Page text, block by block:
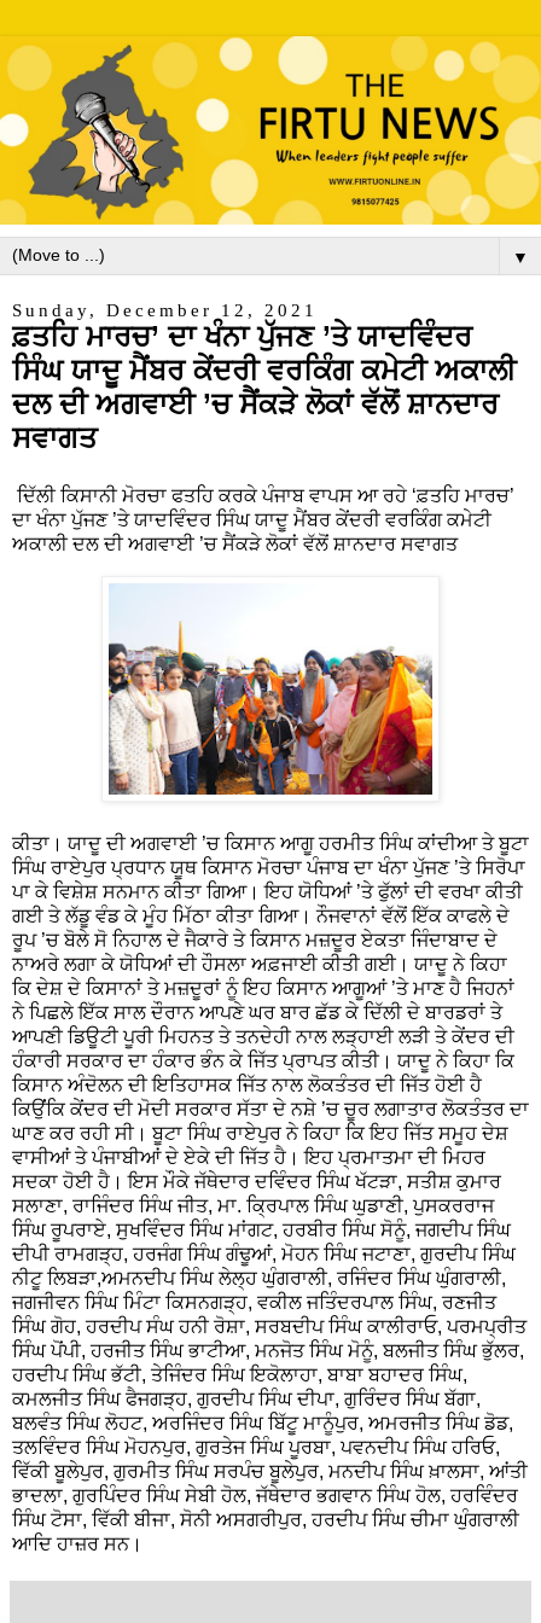
▼
Sunday, December 12, 2021
ਫ਼ਤਹਿ ਮਾਰਚ’ ਦਾ ਖੰਨਾ ਪੁੱਜਣ ’ਤੇ ਯਾਦਵਿੰਦਰ
ਸਿੰਘ ਯਾਦੂ ਮੈਂਬਰ ਕੇਂਦਰੀ ਵਰਕਿੰਗ ਕਮੇਟੀ ਅਕਾਲੀ
ਦਲ ਦੀ ਅਗਵਾਈ ’ਚ ਸੈਂਕੜੇ ਲੋਕਾਂ ਵੱਲੋਂ ਸ਼ਾਨਦਾਰ
ਸਵਾਗਤ
ਦਿੱਲੀ ਕਿਸਾਨੀ ਮੋਰਚਾ ਫਤਹਿ ਕਰਕੇ ਪੰਜਾਬ ਵਾਪਸ ਆ ਰਹੇ ‘ਫ਼ਤਹਿ ਮਾਰਚ’
ਦਾ ਖੰਨਾ ਪੁੱਜਣ ’ਤੇ ਯਾਦਵਿੰਦਰ ਸਿੰਘ ਯਾਦੂ ਮੈਂਬਰ ਕੇਂਦਰੀ ਵਰਕਿੰਗ ਕਮੇਟੀ
ਅਕਾਲੀ ਦਲ ਦੀ ਅਗਵਾਈ ’ਚ ਸੈਂਕੜੇ ਲੋਕਾਂ ਵੱਲੋਂ ਸ਼ਾਨਦਾਰ ਸਵਾਗਤ
ਕੀਤਾ। ਯਾਦੂ ਦੀ ਅਗਵਾਈ ’ਚ ਕਿਸਾਨ ਆਗੂ ਹਰਮੀਤ ਸਿੰਘ ਕਾਂਦੀਆ ਤੇ ਬੂਟਾ
ਸਿੰਘ ਰਾਏਪੁਰ ਪ੍ਰਧਾਨ ਯੂਥ ਕਿਸਾਨ ਮੋਰਚਾ ਪੰਜਾਬ ਦਾ ਖੰਨਾ ਪੁੱਜਣ ’ਤੇ ਸਿਰੋਪਾ
ਪਾ ਕੇ ਵਿਸ਼ੇਸ਼ ਸਨਮਾਨ ਕੀਤਾ ਗਿਆ। ਇਹ ਯੋਧਿਆਂ ’ਤੇ ਫੁੱਲਾਂ ਦੀ ਵਰਖਾ ਕੀਤੀ
ਗਈ ਤੇ ਲੱਡੂ ਵੰਡ ਕੇ ਮੂੰਹ ਮਿੱਠਾ ਕੀਤਾ ਗਿਆ। ਨੌਜਵਾਨਾਂ ਵੱਲੋਂ ਇੱਕ ਕਾਫਲੇ ਦੇ
ਰੂਪ ’ਚ ਬੋਲੇ ਸੋ ਨਿਹਾਲ ਦੇ ਜੈਕਾਰੇ ਤੇ ਕਿਸਾਨ ਮਜ਼ਦੂਰ ਏਕਤਾ ਜਿੰਦਾਬਾਦ ਦੇ
ਨਾਅਰੇ ਲਗਾ ਕੇ ਯੋਧਿਆਂ ਦੀ ਹੌਸਲਾ ਅਫ਼ਜਾਈ ਕੀਤੀ ਗਈ। ਯਾਦੂ ਨੇ ਕਿਹਾ
ਕਿ ਦੇਸ਼ ਦੇ ਕਿਸਾਨਾਂ ਤੇ ਮਜ਼ਦੂਰਾਂ ਨੂੰ ਇਹ ਕਿਸਾਨ ਆਗੂਆਂ ’ਤੇ ਮਾਣ ਹੈ ਜਿਹਨਾਂ
ਨੇ ਪਿਛਲੇ ਇੱਕ ਸਾਲ ਦੌਰਾਨ ਆਪਣੇ ਘਰ ਬਾਰ ਛੱਡ ਕੇ ਦਿੱਲੀ ਦੇ ਬਾਰਡਰਾਂ ਤੇ
ਆਪਣੀ ਡਿਊਟੀ ਪੂਰੀ ਮਿਹਨਤ ਤੇ ਤਨਦੇਹੀ ਨਾਲ ਲੜ੍ਹਾਈ ਲੜੀ ਤੇ ਕੇਂਦਰ ਦੀ
ਹੰਕਾਰੀ ਸਰਕਾਰ ਦਾ ਹੰਕਾਰ ਭੰਨ ਕੇ ਜਿੱਤ ਪ੍ਰਾਪਤ ਕੀਤੀ। ਯਾਦੂ ਨੇ ਕਿਹਾ ਕਿ
ਕਿਸਾਨ ਅੰਦੋਲਨ ਦੀ ਇਤਿਹਾਸਕ ਜਿੱਤ ਨਾਲ ਲੋਕਤੰਤਰ ਦੀ ਜਿੱਤ ਹੋਈ ਹੈ
ਕਿਉਂਂਕਿ ਕੇਂਦਰ ਦੀ ਮੋਦੀ ਸਰਕਾਰ ਸੱਤਾ ਦੇ ਨਸ਼ੇ ’ਚ ਚੂਰ ਲਗਾਤਾਰ ਲੋਕਤੰਤਰ ਦਾ
ਘਾਣ ਕਰ ਰਹੀ ਸੀ। ਬੂਟਾ ਸਿੰਘ ਰਾਏਪੁਰ ਨੇ ਕਿਹਾ ਕਿ ਇਹ ਜਿੱਤ ਸਮੂਹ ਦੇਸ਼
ਵਾਸੀਆਂ ਤੇ ਪੰਜਾਬੀਆਂ ਦੇ ਏਕੇ ਦੀ ਜਿੱਤ ਹੈ। ਇਹ ਪ੍ਰਮਾਤਮਾ ਦੀ ਮਿਹਰ
ਸਦਕਾ ਹੋਈ ਹੈ। ਇਸ ਮੌਕੇ ਜੱਥੇਦਾਰ ਦਵਿੰਦਰ ਸਿੰਘ ਖੱਟੜਾ, ਸਤੀਸ਼ ਕੁਮਾਰ
ਸਲਾਣਾ, ਰਾਜਿੰਦਰ ਸਿੰਘ ਜੀਤ, ਮਾ. ਕ੍ਰਿਪਾਲ ਸਿੰਘ ਘੁਡਾਣੀ, ਪੁਸਕਰਰਾਜ
ਸਿੰਘ ਰੂਪਰਾਏ, ਸੁਖਵਿੰਦਰ ਸਿੰਘ ਮਾਂਗਟ, ਹਰਬੀਰ ਸਿੰਘ ਸੋਨੂੰ, ਜਗਦੀਪ ਸਿੰਘ
ਦੀਪੀ ਰਾਮਗੜ੍ਹ, ਹਰਜੰਗ ਸਿੰਘ ਗੰਢੂਆਂ, ਮੋਹਨ ਸਿੰਘ ਜਟਾਣਾ, ਗੁਰਦੀਪ ਸਿੰਘ
ਨੀਟੂ ਲਿਬੜਾ,ਅਮਨਦੀਪ ਸਿੰਘ ਲੇਲ੍ਹ ਘੁੰਗਰਾਲੀ, ਰਜਿੰਦਰ ਸਿੰਘ ਘੁੰਗਰਾਲੀ,
ਜਗਜੀਵਨ ਸਿੰਘ ਮਿੰਟਾ ਕਿਸਨਗੜ੍ਹ, ਵਕੀਲ ਜਤਿੰਦਰਪਾਲ ਸਿੰਘ, ਰਣਜੀਤ
ਸਿੰਘ ਗੋਹ, ਹਰਦੀਪ ਸੰਘ ਹਨੀ ਰੋਸ਼ਾ, ਸਰਬਦੀਪ ਸਿੰਘ ਕਾਲੀਰਾਓ, ਪਰਮਪ੍ਰੀਤ
ਸਿੰਘ ਪੋਂਪੀ, ਹਰਜੀਤ ਸਿੰਘ ਭਾਟੀਆ, ਮਨਜੋਤ ਸਿੰਘ ਮੋਨੂੰ, ਬਲਜੀਤ ਸਿੰਘ ਭੁੱਲਰ,
ਹਰਦੀਪ ਸਿੰਘ ਭੱਟੀ, ਤੇਜਿੰਦਰ ਸਿੰਘ ਇਕੋਲਾਹਾ, ਬਾਬਾ ਬਹਾਦਰ ਸਿੰਘ,
ਕਮਲਜੀਤ ਸਿੰਘ ਫੈਜਗੜ੍ਹ, ਗੁਰਦੀਪ ਸਿੰਘ ਦੀਪਾ, ਗੁਰਿੰਦਰ ਸਿੰਘ ਬੱਗਾ,
ਬਲਵੰਤ ਸਿੰਘ ਲੋਹਟ, ਅਰਜਿੰਦਰ ਸਿੰਘ ਬਿੱਟੂ ਮਾਨੂੰਪੁਰ, ਅਮਰਜੀਤ ਸਿੰਘ ਡੋਡ,
ਤਲਵਿੰਦਰ ਸਿੰਘ ਮੋਹਨਪੁਰ, ਗੁਰਤੇਜ ਸਿੰਘ ਪੂਰਬਾ, ਪਵਨਦੀਪ ਸਿੰਘ ਹਰਿਓ,
ਵਿੱਕੀ ਬੂਲੇਪੁਰ, ਗੁਰਮੀਤ ਸਿੰਘ ਸਰਪੰਚ ਬੂਲੇਪੁਰ, ਮਨਦੀਪ ਸਿੰਘ ਖ਼ਾਲਸਾ, ਆਂਤੀ
ਭਾਦਲਾ, ਗੁਰਪਿੰਦਰ ਸਿੰਘ ਸੇਬੀ ਹੋਲ, ਜੱਥੇਦਾਰ ਭਗਵਾਨ ਸਿੰਘ ਹੋਲ, ਹਰਵਿੰਦਰ
ਸਿੰਘ ਟੋਸਾ, ਵਿੱਕੀ ਬੀਜਾ, ਸੋਨੀ ਅਸਗਰੀਪੁਰ, ਹਰਦੀਪ ਸਿੰਘ ਚੀਮਾ ਘੁੰਗਰਾਲੀ
ਆਦਿ ਹਾਜ਼ਰ ਸਨ।